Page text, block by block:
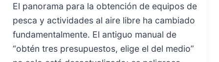
El panorama para la obtención de equipos de
pesca y actividades al aire libre ha cambiado
fundamentalmente. El antiguo manual de
“obtén tres presupuestos, elige el del medio”